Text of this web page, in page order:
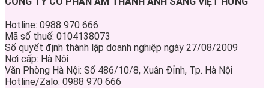
Hotline: 0988 970 666
Mã số thuế: 0104138073
Số quyết định thành lập doanh nghiệp ngày 27/08/2009
Nơi cấp: Hà Nội
Văn Phòng Hà Nội: Số 486/10/8, Xuân Đỉnh, Tp. Hà Nội
Hotline/Zalo: 0988 970 666